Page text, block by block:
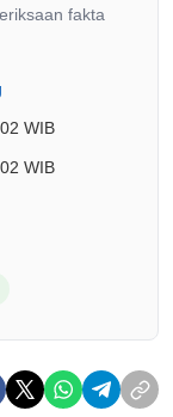
fakta
WIB
WIB